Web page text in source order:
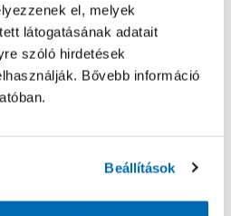
el, melyek
látogatásának adatait
szóló hirdetések
Bővebb információ
Beállítások